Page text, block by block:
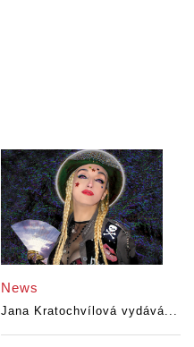
News
Jana Kratochvílová vydává...